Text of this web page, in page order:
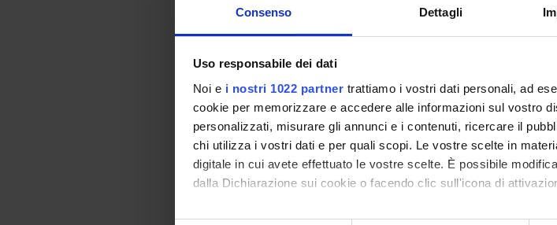
Consenso Dettagli
Uso responsabile dei dati
Noi e i nostri 1022 partner trattiamo i vostri dati personali, ad
cookie per memorizzare e accedere alle informazioni sul vostro
personalizzati, misurare gli annunci e i contenuti, ricercare il
chi utilizza i vostri dati e per quali scopi. Le vostre scelte in
digitale in cui avete effettuato le vostre scelte. È possibile
dalla Dichiarazione sui cookie o facendo clic sull'icona di
Con il tuo consenso, vorremmo anche:
Programma
Materiali per la Cicolazione Extra Corporea:
Assemblaggio e spiegazione di tutti i componenti della
intraoperatorio, macchina per l'infusione della soluzione
Cardioplegia (tipi e protocolli operativi); materiali cec per
operativi per la cec adulta e pediatrica.
Bibliografia
Visualizza la